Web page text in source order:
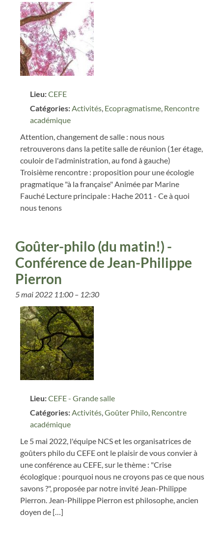
Lieu:CEFE
Catégories: Activités Ecopragmatisme Rencontre
académique
Attention, changement de salle : nous nous
retrouverons dans la petite salle de réunion (1er étage,
couloir de l'administration, au fond à gauche)
Troisième rencontre : proposition pour une écologie
pragmatique "à la française" Animée par Marine
Fauché Lecture principale : Hache 2011 - Ce à quoi
nous tenons
Goûter-philo (du matin!) -
Conférence de Jean-Philippe
Pierron
5 mai 2022 11:00 – 12:30
Lieu:CEFE - Grande salle
Catégories: Activités ,Goûter Philo Rencontre
académique
Le 5 mai 2022, l'équipe NCS et les organisatrices de
goûters philo du CEFE ont le plaisir de vous convier à
une conférence au CEFE, sur le thème : "Crise
écologique : pourquoi nous ne croyons pas ce que nous
savons ?", proposée par notre invité Jean-Philippe
Pierron. Jean-Philippe Pierron est philosophe, ancien
doyen de […]